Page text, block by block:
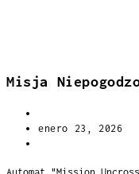
Misja
enero 23, 2026